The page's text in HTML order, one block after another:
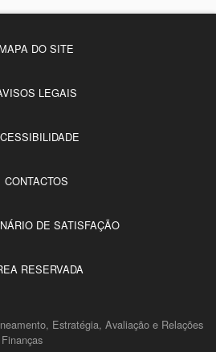
MAPA DO SITE
LEGAIS
CONTACTOS
DE SATISFAÇÃO
RESERVADA
Estratégia, Avaliação e Relações